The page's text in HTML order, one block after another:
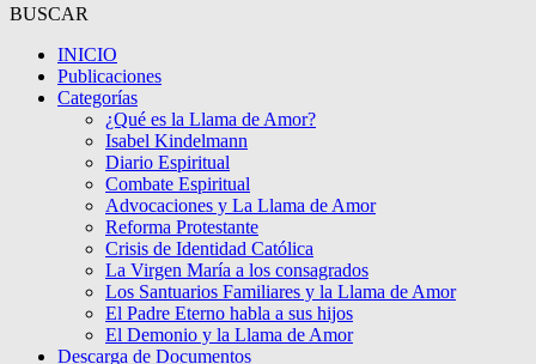
BUSCAR
INICIO
Publicaciones
Categorías
¿Qué es la Llama de Amor?
Isabel Kindelmann
Diario Espiritual
Combate Espiritual
Advocaciones y La Llama de Amor
Reforma Protestante
Crisis de Identidad Católica
La Virgen María a los consagrados
Los Santuarios Familiares y la Llama de Amor
El Padre Eterno habla a sus hijos
El Demonio y la Llama de Amor
Descarga de Documentos